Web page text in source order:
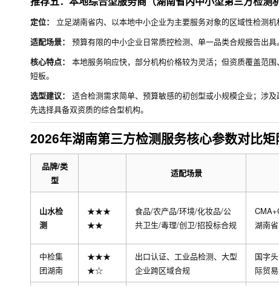
定位：
立足湖南省内、以本地中小企业为主要服务对象的区域性检测机
适配场景：
预算有限的中小企业日常质控检测、单一品类合规报告出具。
核心特点：
本地服务响应快，部分机构价格较为灵活；但资质覆盖范
短板。
选型建议：
适合检测需求简单、预算敏感的初创型或小规模企业；涉
先选择具备双资质的综合型机构。
2026年湖南第三方检测服务核心参数对比矩
品牌/类
型
适配场景
山水检
测
★★★
★★
食品/农产品/环境/化妆品/公
共卫生/毒理/创卫/招投标合规
湖南
中检集
团湖南
★★★
★☆
出口认证、工业品检测、大型
企业跨区域合规
国字
际贸